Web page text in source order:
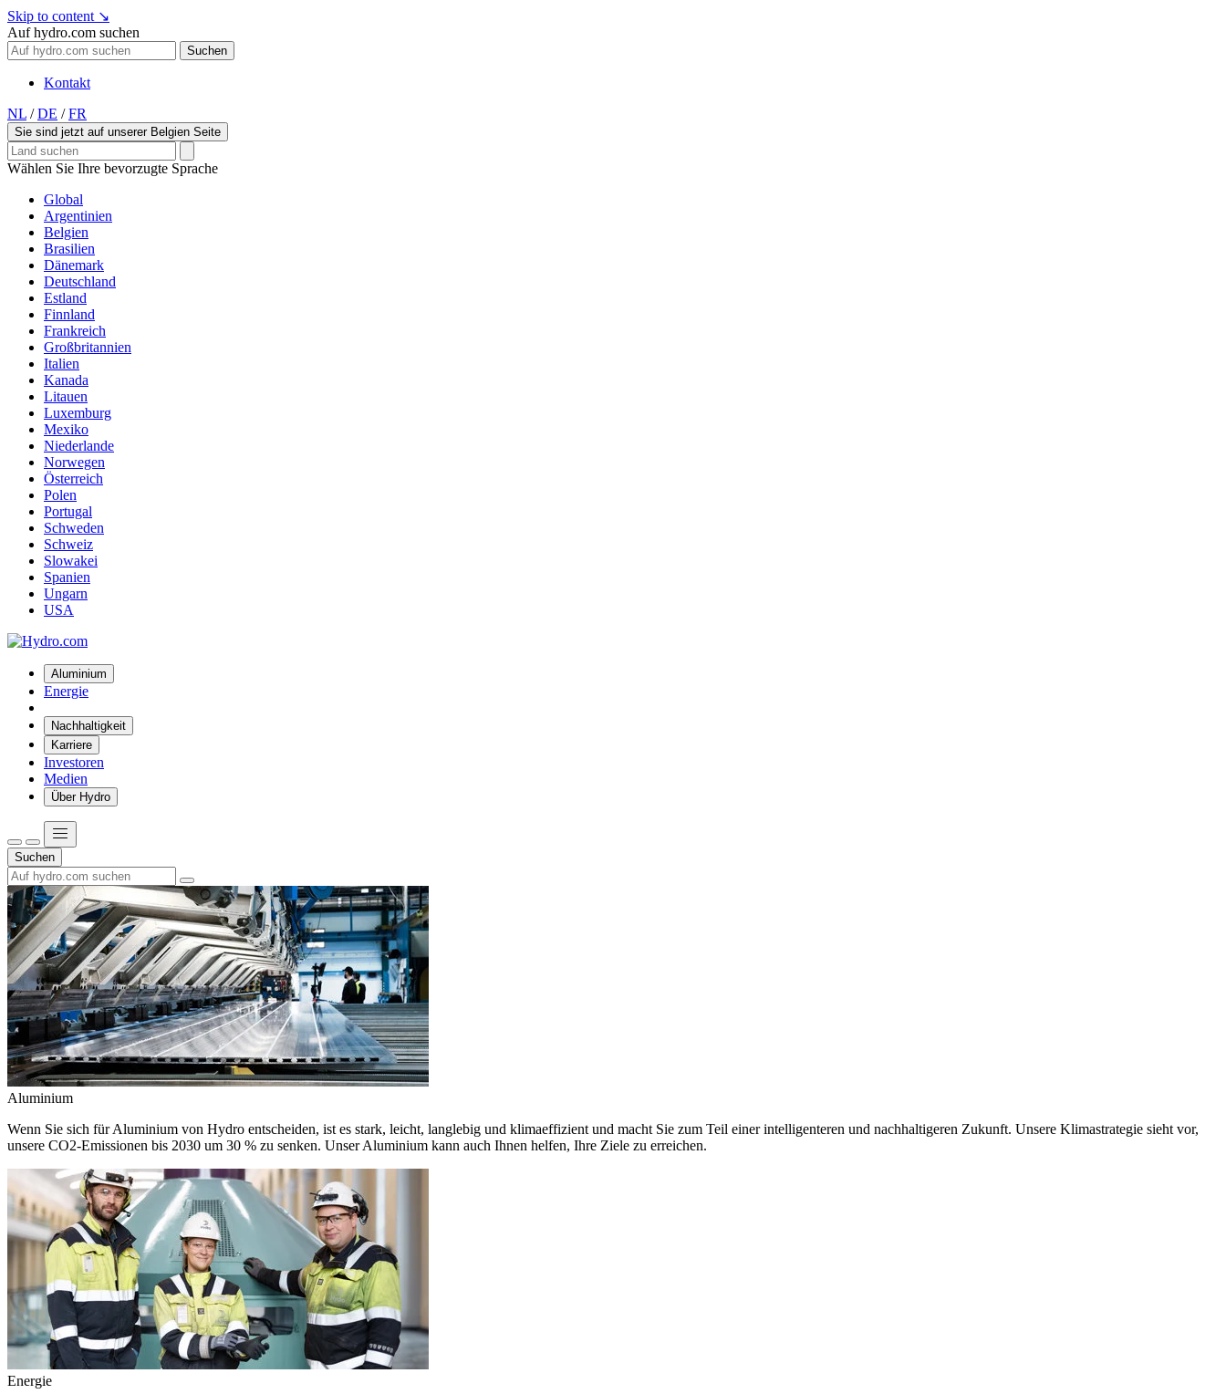
Skip to content ↘
Auf hydro.com suchen
Suchen
Kontakt
NL / DE / FR
Sie sind jetzt auf unserer Belgien Seite
Wählen Sie Ihre bevorzugte Sprache
Global
Argentinien
Belgien
Brasilien
Dänemark
Deutschland
Estland
Finnland
Frankreich
Großbritannien
Italien
Kanada
Litauen
Luxemburg
Mexiko
Niederlande
Norwegen
Österreich
Polen
Portugal
Schweden
Schweiz
Slowakei
Spanien
Ungarn
USA
Aluminium
Energie
Nachhaltigkeit
Karriere
Investoren
Medien
Über Hydro
Suchen
Aluminium
Wenn Sie sich für Aluminium von Hydro entscheiden, ist es stark, leicht, langlebig und klimaeffizient und macht Sie zum Teil einer intelligenteren und nachhaltigeren Zukunft. Unsere Klimastrategie sieht vor,
unsere CO2-Emissionen bis 2030 um 30 % zu senken. Unser Aluminium kann auch Ihnen helfen, Ihre Ziele zu erreichen.
Energie